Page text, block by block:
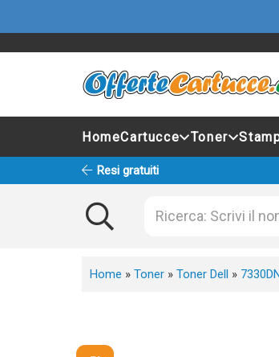
HomeCartucce Toner
Resi gratuiti
Home » Toner » Toner Dell » 7330DN